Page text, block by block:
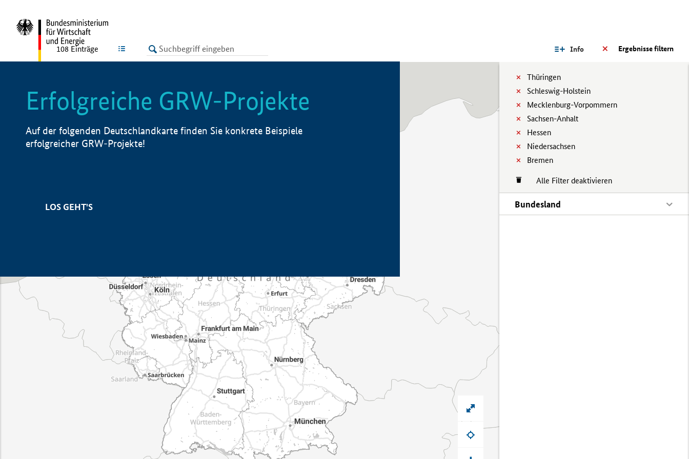
LISTE Ergebnisse filtern
Info
Thüringen
Schleswig-Holstein
Mecklenburg-Vorpommern
Sachsen-Anhalt
Hessen
Niedersachsen
Bremen
Alle Filter deaktivieren
Bundesland
108 Einträge
Erfolgreiche GRW-Projekte
Auf der folgenden Deutschlandkarte finden Sie konkrete Beispiele
erfolgreicher GRW-Projekte!
LOS GEHT'S